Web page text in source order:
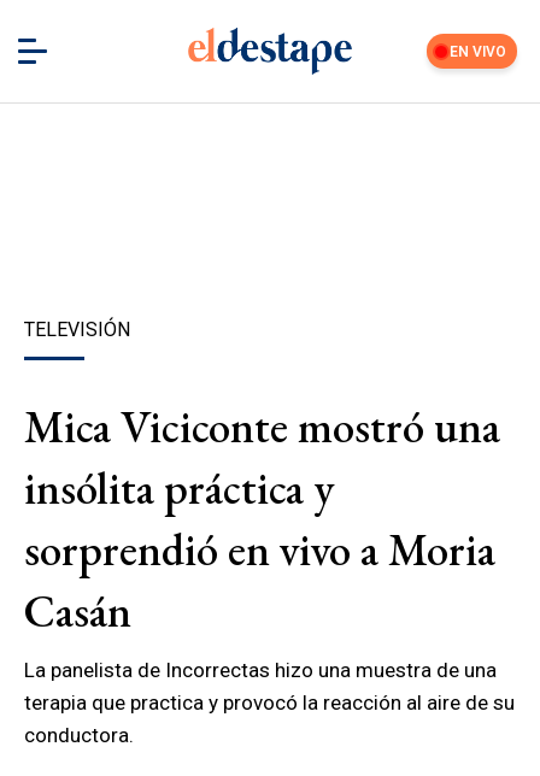
EN VIVO
TELEVISIÓN
Mica Viciconte mostró una
insólita práctica y
sorprendió en vivo a Moria
Casán
La panelista de Incorrectas hizo una muestra de una
terapia que practica y provocó la reacción al aire de su
conductora.